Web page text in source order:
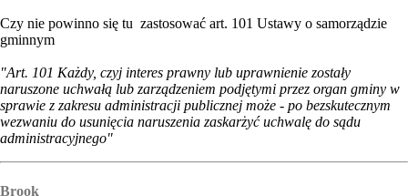
Czy nie powinno się tu zastosować art. 101 Ustawy o samorządzie
gminnym
"Art. 101 Każdy, czyj interes prawny lub uprawnienie zostały
naruszone uchwałą lub zarządzeniem podjętymi przez organ gminy w
sprawie z zakresu administracji publicznej może - po bezskutecznym
wezwaniu do usunięcia naruszenia zaskarżyć uchwalę do sądu
administracyjnego"
Brook